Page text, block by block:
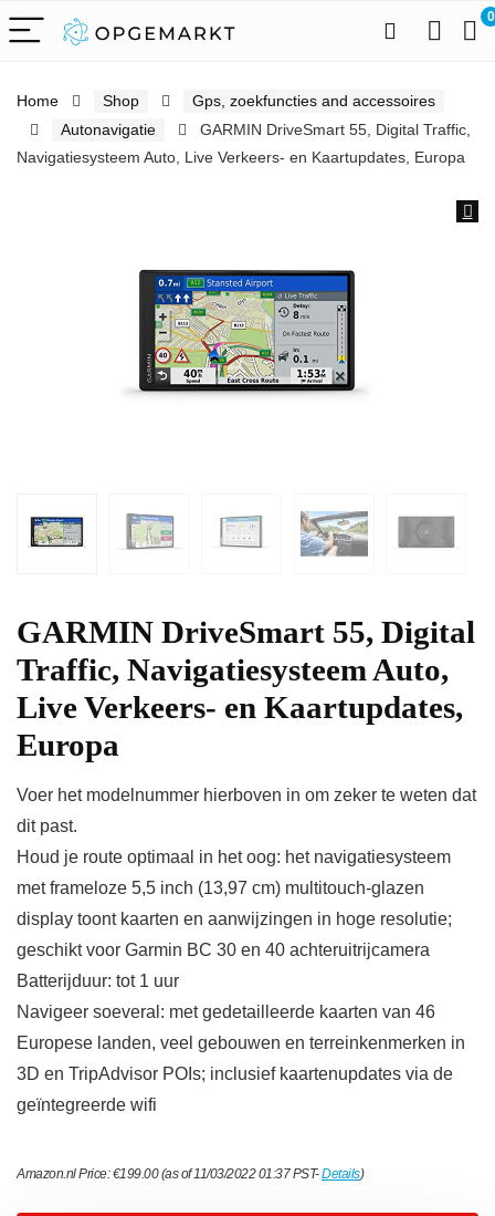
0
Home Shop
Gps, zoekfuncties and accessoires
Autonavigatie
GARMIN DriveSmart 55, Digital Traffic,
Navigatiesysteem Auto, Live Verkeers- en Kaartupdates, Europa
GARMIN DriveSmart 55, Digital
Traffic, Navigatiesysteem Auto,
Live Verkeers- en Kaartupdates,
Europa
Voer het modelnummer hierboven in om zeker te weten dat
dit past.
Houd je route optimaal in het oog: het navigatiesysteem
met frameloze 5,5 inch (13,97 cm) multitouch-glazen
display toont kaarten en aanwijzingen in hoge resolutie;
geschikt voor Garmin BC 30 en 40 achteruitrijcamera
Batterijduur: tot 1 uur
Navigeer soeveral: met gedetailleerde kaarten van 46
Europese landen, veel gebouwen en terreinkenmerken in
3D en TripAdvisor POIs; inclusief kaartenupdates via de
geïntegreerde wifi
Amazon.nl Price:€199.00(as of 11/03/2022 01:37 PST-Details)